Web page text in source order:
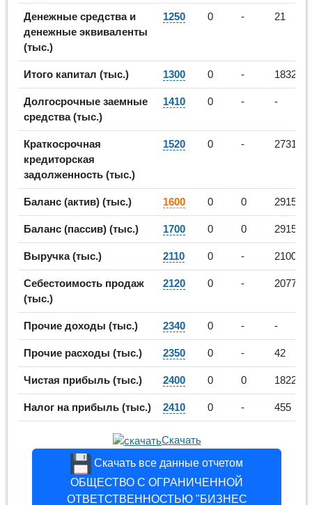
Денежные средства и
денежные эквиваленты
(тыс.)
1250 0 - 21
Итого капитал (тыс.) 1300 0 - 1832
Долгосрочные заемные
средства (тыс.)
1410 0 - -
Краткосрочная
кредиторская
задолженность (тыс.)
1520 0 - 27319
Баланс (актив) (тыс.) 1600 0 0 29151
Баланс (пассив) (тыс.) 1700 0 0 29151
Выручка (тыс.) 2110 0 - 210090
Себестоимость продаж
(тыс.)
2120 0 - 207771
Прочие доходы (тыс.) 2340 0 - -
Прочие расходы (тыс.) 2350 0 - 42
Чистая прибыль (тыс.) 2400 0 0 1822
Налог на прибыль (тыс.) 2410 0 - 455
Скачать
Скачать все данные отчетом
ОБЩЕСТВО С ОГРАНИЧЕННОЙ
ОТВЕТСТВЕННОСТЬЮ "БИЗНЕС